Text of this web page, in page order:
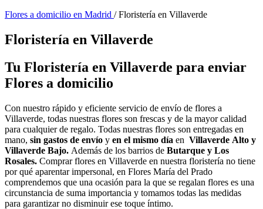
Flores a domicilio en Madrid / Floristería en Villaverde
Floristería en Villaverde
Tu Floristería en Villaverde para enviar
Flores a domicilio
Con nuestro rápido y eficiente servicio de envío de flores a
Villaverde, todas nuestras flores son frescas y de la mayor calidad
para cualquier de regalo. Todas nuestras flores son entregadas en
mano, sin gastos de envío y en el mismo día en Villaverde Alto y
Villaverde Bajo. Además de los barrios de Butarque y Los
Rosales. Comprar flores en Villaverde en nuestra floristería no tiene
por qué aparentar impersonal, en Flores María del Prado
comprendemos que una ocasión para la que se regalan flores es una
circunstancia de suma importancia y tomamos todas las medidas
para garantizar no disminuir ese toque íntimo.